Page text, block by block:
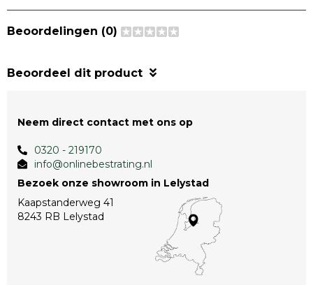
Beoordelingen (0)
Beoordeel dit product
Neem direct contact met ons op
0320 - 219170
info@onlinebestrating.nl
Bezoek onze showroom in Lelystad
Kaapstanderweg 41
8243 RB Lelystad